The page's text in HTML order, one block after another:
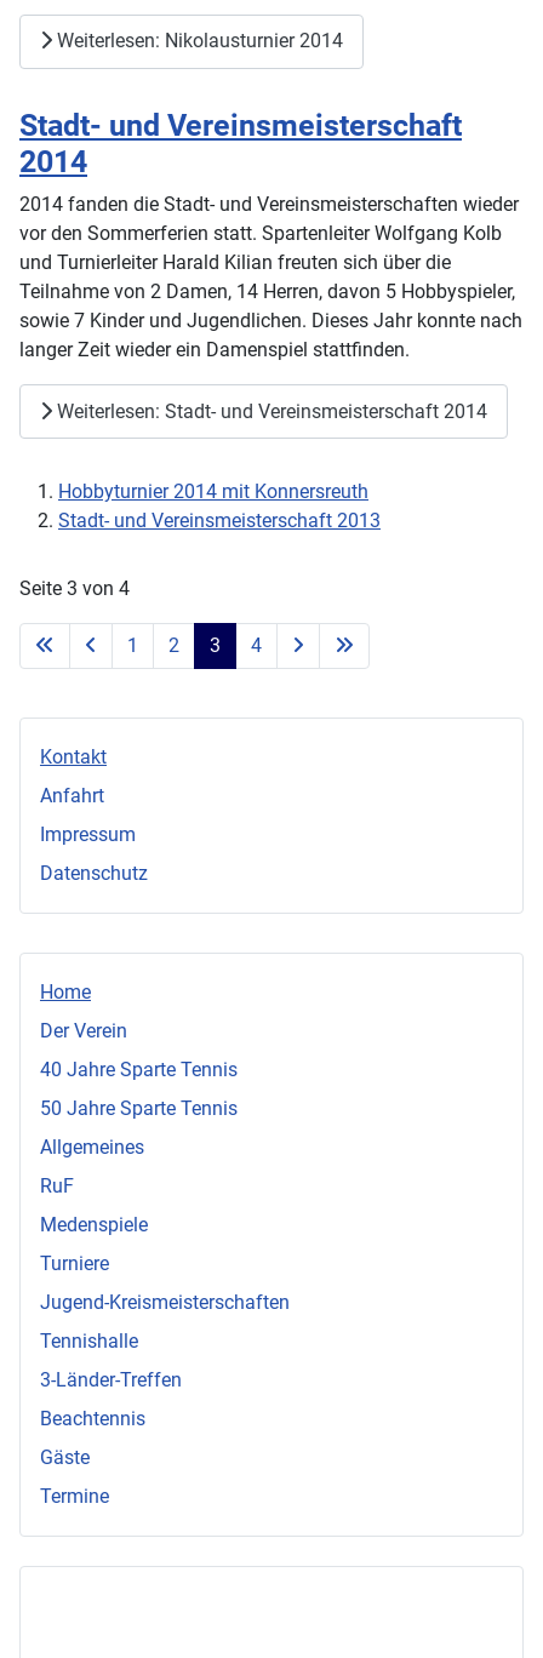
Home
Der Verein
40 Jahre Sparte Tennis
50 Jahre Sparte Tennis
Allgemeines
RuF
Medenspiele
Turniere
Jugend-Kreismeisterschaften
Tennishalle
3-Länder-Treffen
Beachtennis
Gäste
Termine
Weiterlesen: Nikolausturnier 2014
Stadt- und Vereinsmeisterschaft
2014
2014 fanden die Stadt- und Vereinsmeisterschaften wieder
vor den Sommerferien statt. Spartenleiter Wolfgang Kolb
und Turnierleiter Harald Kilian freuten sich über die
Teilnahme von 2 Damen, 14 Herren, davon 5 Hobbyspieler,
sowie 7 Kinder und Jugendlichen. Dieses Jahr konnte nach
langer Zeit wieder ein Damenspiel stattfinden.
Weiterlesen: Stadt- und Vereinsmeisterschaft 2014
Hobbyturnier 2014 mit Konnersreuth
Stadt- und Vereinsmeisterschaft 2013
Seite 3 von 4
1 2 3 4
Kontakt
Anfahrt
Impressum
Datenschutz